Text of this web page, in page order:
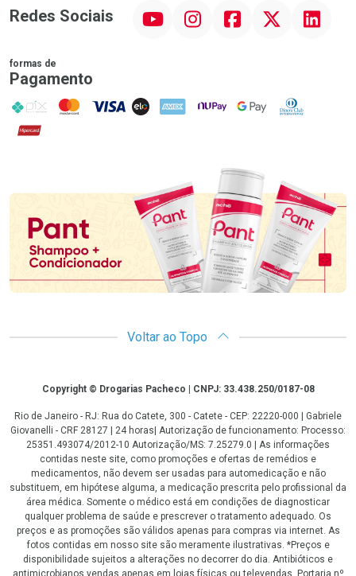
Redes Sociais InstagramFacebook Linkedin
formas de
Pagamento
PIX MasterCard
VISA ELO AMEX NuPay Google PayDiners Club
Hipercard
Promoção em Destaque
Voltar ao Topo
CopyrightCopyright © Drogarias Pacheco | CNPJ: 33.438.250/0187-08
Rio de Janeiro - RJ: Rua do Catete, 300 - Catete - CEP: 22220-000 | Gabriele
Giovanelli - CRF 28127 | 24 horas| Autorização de funcionamento: Processo:
25351.493074/2012-10 Autorização/MS: 7.25279.0 | As informações
contidas neste site, como promoções e ofertas de remédios e
medicamentos, não devem ser usadas para automedicação e não
substituem, em hipótese alguma, a medicação prescrita pelo profissional da
área médica. Somente o médico está em condições de diagnosticar
qualquer problema de saúde e prescrever o tratamento adequado. Os
preços e as promoções são válidos apenas para compras via internet. As
fotos contidas em nosso site são meramente ilustrativas. *Preços e
disponibilidade sujeitos a alterações no decorrer do dia. Antibióticos e
antimicrobianos vendas apenas em lojas físicas ou televendas. Portaria nº